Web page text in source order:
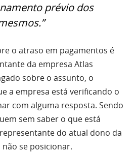
prévio dos
o atraso em pagamentos é
da empresa Atlas
sobre o assunto, o
a empresa está verificando o
com alguma resposta. Sendo
sem saber o que está
do atual dono da
se posicionar.